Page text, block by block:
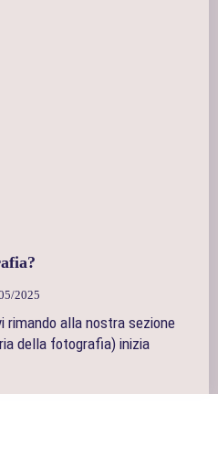
2025
alla nostra sezione
della fotografia) inizia